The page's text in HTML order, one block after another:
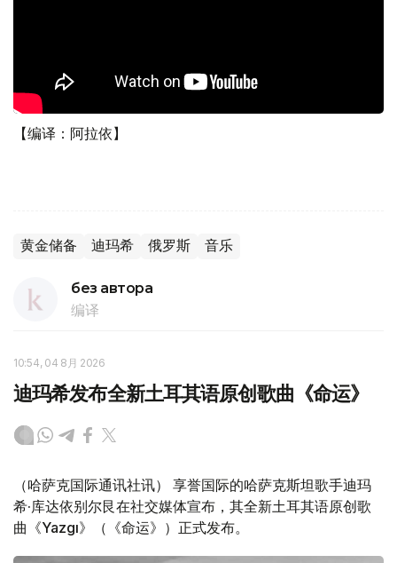
【编译：阿拉依】
黄金储备 迪玛希 俄罗斯 音乐
без автора
编译
10:54, 04 8月 2026
迪玛希发布全新土耳其语原创歌曲《命运》
（哈萨克国际通讯社讯） 享誉国际的哈萨克斯坦歌手迪玛
希·库达依别尔艮在社交媒体宣布，其全新土耳其语原创歌
曲《Yazgı》（《命运》）正式发布。